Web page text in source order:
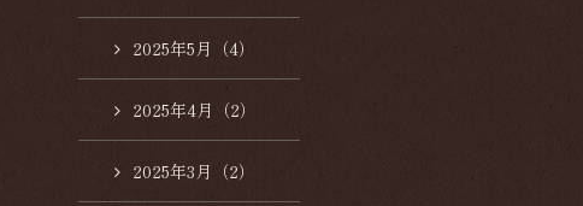
2025年5月（4）
2025年4月（2）
2025年3月（2）